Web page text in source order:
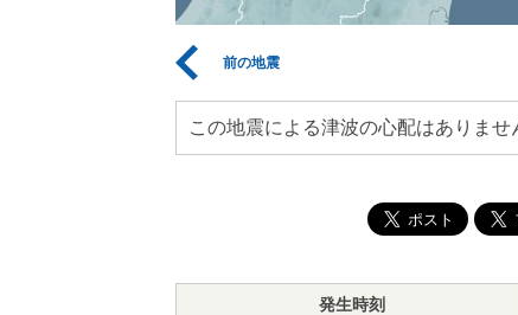
前の地震
この地震による津波の心配はありませ
発生時刻